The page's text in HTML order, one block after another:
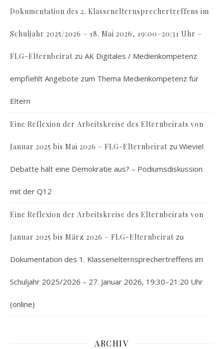
Dokumentation des 2. Klassenelternsprechertreffens im
Schuljahr 2025/2026 – 18. Mai 2026, 19:00–20:31 Uhr –
FLG-Elternbeirat zu AK Digitales / Medienkompetenz
empfiehlt Angebote zum Thema Medienkompetenz für
Eltern
Eine Reflexion der Arbeitskreise des Elternbeirats von
Januar 2025 bis Mai 2026 – FLG-Elternbeirat zu Wieviel
Debatte hält eine Demokratie aus? – Podiumsdiskussion
mit der Q12
Eine Reflexion der Arbeitskreise des Elternbeirats von
Januar 2025 bis März 2026 – FLG-Elternbeirat zu
Dokumentation des 1. Klassenelternsprechertreffens im
Schuljahr 2025/2026 – 27. Januar 2026, 19:30–21:20 Uhr
(online)
ARCHIV